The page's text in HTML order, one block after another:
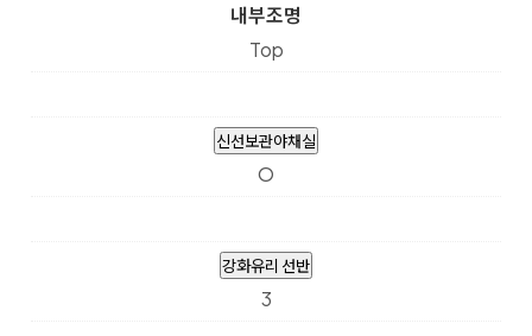
내부조명
Top
신선보관야채실
O
강화유리 선반
3